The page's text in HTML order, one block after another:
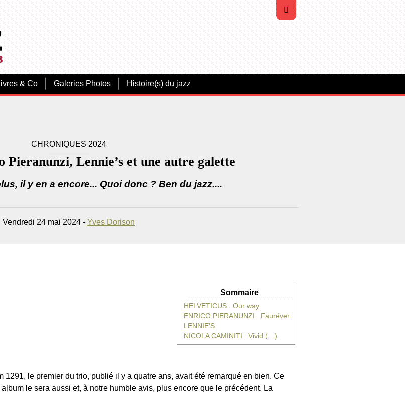
& Co Galeries Photos Histoire(s) du jazz
CHRONIQUES 2024
Pieranunzi, Lennie’s et une autre galette
il y en a encore... Quoi donc ? Ben du jazz....
Vendredi 24 mai 2024 - Yves Dorison
Sommaire
HELVETICUS . Our way
ENRICO PIERANUNZI . Fauréver
LENNIE’S
NICOLA CAMINITI . Vivid (…)
1291, le premier du trio, publié il y a quatre ans, avait été remarqué en bien. Ce
le sera aussi et, à notre humble avis, plus encore que le précédent. La